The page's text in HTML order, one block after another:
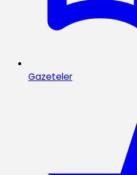
Gazeteler